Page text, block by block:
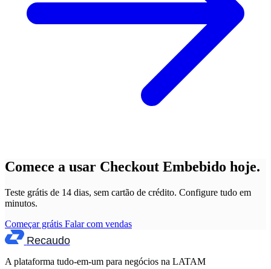
Comece a usar Checkout Embebido hoje.
Teste grátis de 14 dias, sem cartão de crédito. Configure tudo em
minutos.
Começar grátis Falar com vendas
Recaudo
A plataforma tudo-em-um para negócios na LATAM